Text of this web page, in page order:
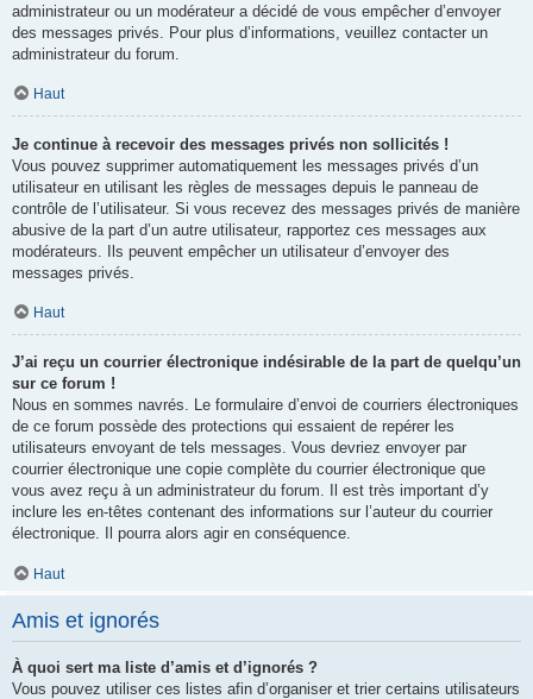
administrateur ou un modérateur a décidé de vous empêcher d’envoyer
des messages privés. Pour plus d’informations, veuillez contacter un
administrateur du forum.
Haut
Je continue à recevoir des messages privés non sollicités !
Vous pouvez supprimer automatiquement les messages privés d’un
utilisateur en utilisant les règles de messages depuis le panneau de
contrôle de l’utilisateur. Si vous recevez des messages privés de manière
abusive de la part d’un autre utilisateur, rapportez ces messages aux
modérateurs. Ils peuvent empêcher un utilisateur d’envoyer des
messages privés.
Haut
J’ai reçu un courrier électronique indésirable de la part de quelqu’un
sur ce forum !
Nous en sommes navrés. Le formulaire d’envoi de courriers électroniques
de ce forum possède des protections qui essaient de repérer les
utilisateurs envoyant de tels messages. Vous devriez envoyer par
courrier électronique une copie complète du courrier électronique que
vous avez reçu à un administrateur du forum. Il est très important d’y
inclure les en-têtes contenant des informations sur l’auteur du courrier
électronique. Il pourra alors agir en conséquence.
Haut
Amis et ignorés
À quoi sert ma liste d’amis et d’ignorés ?
Vous pouvez utiliser ces listes afin d’organiser et trier certains utilisateurs